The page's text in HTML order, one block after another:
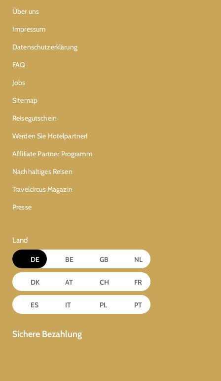
Über uns
Impressum
Datenschutzerklärung
FAQ
Jobs
Sitemap
Reisegutschein
Werden Sie Hotelpartner!
Affiliate Partner Programm
Nachhaltiges Reisen
Travelcircus Magazin
Presse
Land
DE BE GB NL
DK AT CH FR
ES IT PL PT
Sichere Bezahlung